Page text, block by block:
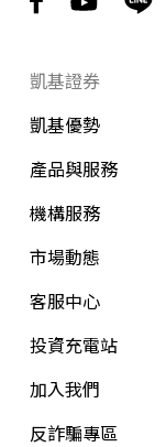
凱基證券
凱基優勢
產品與服務
機構服務
市場動態
客服中心
投資充電站
加入我們
反詐騙專區